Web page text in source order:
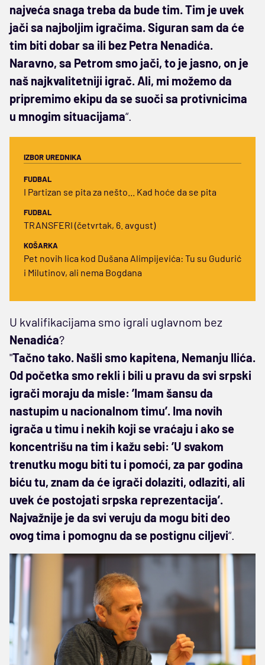
najveća snaga treba da bude tim. Tim je uvek
jači sa najboljim igračima. Siguran sam da će
tim biti dobar sa ili bez Petra Nenadića.
Naravno, sa Petrom smo jači, to je jasno, on je
naš najkvalitetniji igrač. Ali, mi možemo da
pripremimo ekipu da se suoči sa protivnicima
u mnogim situacijama“.
IZBOR UREDNIKA
FUDBAL
I Partizan se pita za nešto... Kad hoće da se pita
FUDBAL
TRANSFERI (četvrtak, 6. avgust)
KOŠARKA
Pet novih lica kod Dušana Alimpijevića: Tu su Gudurić
i Milutinov, ali nema Bogdana
U kvalifikacijama smo igrali uglavnom bez
Nenadića?
"Tačno tako. Našli smo kapitena, Nemanju Ilića.
Od početka smo rekli i bili u pravu da svi srpski
igrači moraju da misle: ’Imam šansu da
nastupim u nacionalnom timu’. Ima novih
igrača u timu i nekih koji se vraćaju i ako se
koncentrišu na tim i kažu sebi: ’U svakom
trenutku mogu biti tu i pomoći, za par godina
biću tu, znam da će igrači dolaziti, odlaziti, ali
uvek će postojati srpska reprezentacija’.
Najvažnije je da svi veruju da mogu biti deo
ovog tima i pomognu da se postignu ciljevi“.